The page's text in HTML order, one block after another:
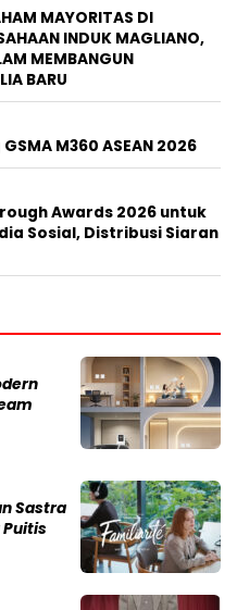
MAYORITAS DI
INDUK MAGLIANO,
MEMBANGUN
BARU
M360 ASEAN 2026
Awards 2026 untuk
Sosial, Distribusi Siaran
Sastra